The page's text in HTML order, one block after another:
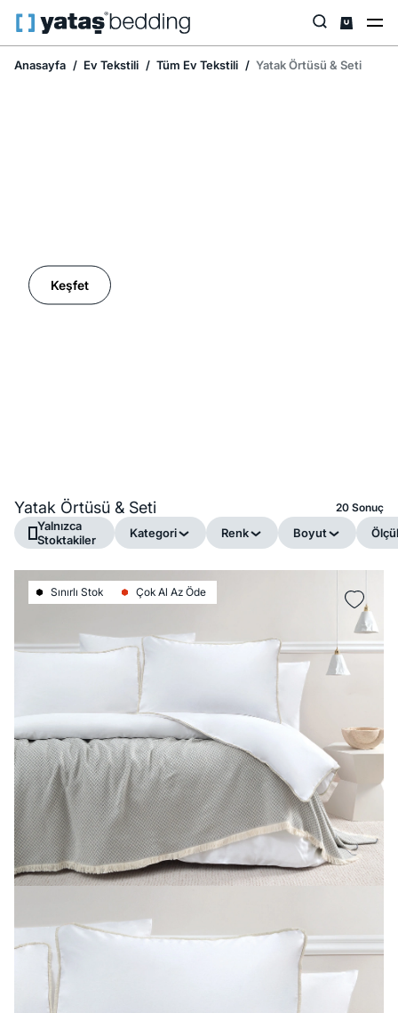
Anasayfa Ev Tekstili Tüm Ev Tekstili Yatak Örtüsü & Seti
Keşfet
Yatak Örtüsü & Seti 20 Sonuç
Yalnızca
Stoktakiler
Kategori Renk Boyut
Sınırlı Stok Çok Al Az Öde